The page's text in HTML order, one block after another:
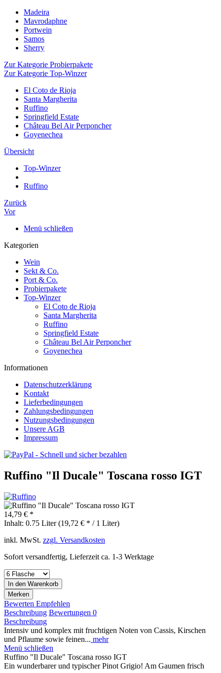
Madeira
Mavrodaphne
Portwein
Samos
Sherry
Zur Kategorie Probierpakete
Zur Kategorie Top-Winzer
El Coto de Rioja
Santa Margherita
Ruffino
Springfield Estate
Château Bel Air Perponcher
Goyenechea
Übersicht
Top-Winzer
Ruffino
Zurück
Vor
Menü schließen
Kategorien
Wein
Sekt & Co.
Port & Co.
Probierpakete
Top-Winzer
El Coto de Rioja
Santa Margherita
Ruffino
Springfield Estate
Château Bel Air Perponcher
Goyenechea
Informationen
Datenschutzerklärung
Kontakt
Lieferbedingungen
Zahlungsbedingungen
Nutzungsbedingungen
Unsere AGB
Impressum
Ruffino "Il Ducale" Toscana rosso IGT
14,79 € *
Inhalt: 0.75 Liter (19,72 € * / 1 Liter)
inkl. MwSt. zzgl. Versandkosten
Sofort versandfertig, Lieferzeit ca. 1-3 Werktage
In den Warenkorb
Merken
Bewerten Empfehlen
Beschreibung Bewertungen 0
Beschreibung
Intensiv und komplex mit fruchtigen Noten von Cassis, Kirschen
und Pflaume sowie feinen... mehr
Menü schließen
Ruffino "Il Ducale" Toscana rosso IGT
Ein wunderbarer und typischer Pinot Grigio! Am Gaumen frisch